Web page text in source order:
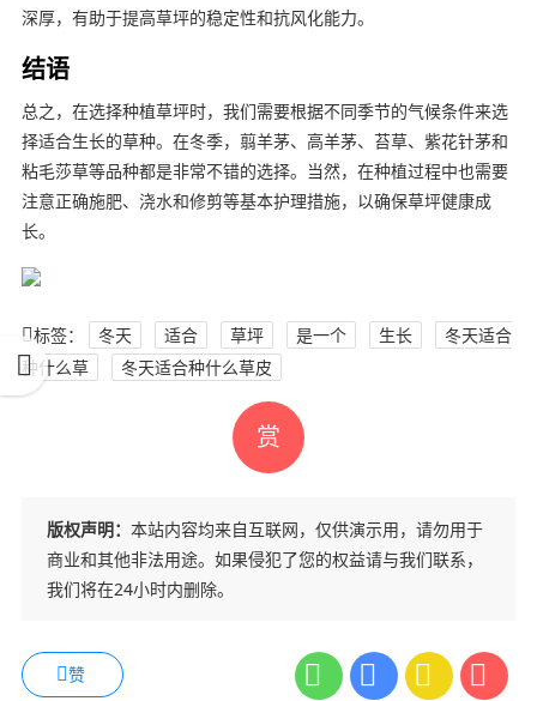
深厚，有助于提高草坪的稳定性和抗风化能力。
结语
总之，在选择种植草坪时，我们需要根据不同季节的气候条件来选
择适合生长的草种。在冬季，翦羊茅、高羊茅、苔草、紫花针茅和
粘毛莎草等品种都是非常不错的选择。当然，在种植过程中也需要
注意正确施肥、浇水和修剪等基本护理措施，以确保草坪健康成
长。
标签： 冬天 适合 草坪 是一个 生长
冬天适合
种什么草
冬天适合种什么草皮
赏
版权声明： 本站内容均来自互联网，仅供演示用，请勿用于
商业和其他非法用途。如果侵犯了您的权益请与我们联系，
我们将在24小时内删除。
赞